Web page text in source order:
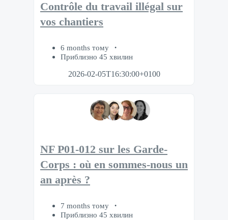
Contrôle du travail illégal sur
vos chantiers
6 months тому
Приблизно 45 хвилин
2026-02-05T16:30:00+0100
NF P01-012 sur les Garde-
Corps : où en sommes-nous un
an après ?
7 months тому
Приблизно 45 хвилин